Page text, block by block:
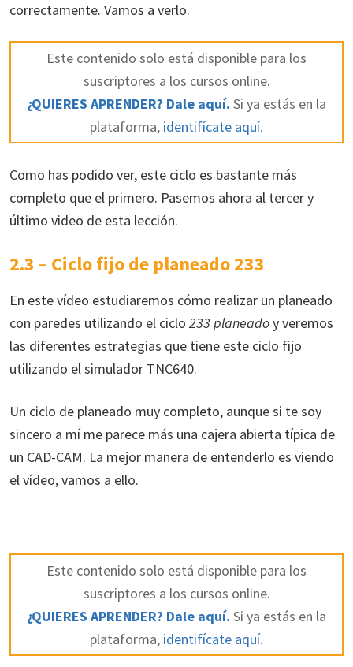
correctamente. Vamos a verlo.
Este contenido solo está disponible para los
suscriptores a los cursos online.
¿QUIERES APRENDER? Dale aquí. Si ya estás en la
plataforma, identifícate aquí.
Como has podido ver, este ciclo es bastante más
completo que el primero. Pasemos ahora al tercer y
último video de esta lección.
2.3 – Ciclo fijo de planeado 233
En este vídeo estudiaremos cómo realizar un planeado
con paredes utilizando el ciclo 233 planeadoy veremos
las diferentes estrategias que tiene este ciclo fijo
utilizando el simulador TNC640.
Un ciclo de planeado muy completo, aunque si te soy
sincero a mí me parece más una cajera abierta típica de
un CAD-CAM. La mejor manera de entenderlo es viendo
el vídeo, vamos a ello.
Este contenido solo está disponible para los
suscriptores a los cursos online.
¿QUIERES APRENDER? Dale aquí. Si ya estás en la
plataforma, identifícate aquí.